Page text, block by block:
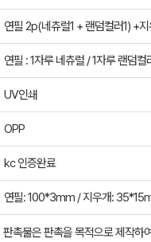
연필 2p(네츄럴1 + 랜덤컬러1) +
연필 : 1자루 네츄럴 / 1자루 랜덤컬
UV인쇄
OPP
kc 인증완료
연필: 100*3mm / 지우개:
판촉물은 판촉을 목적으로 제작하